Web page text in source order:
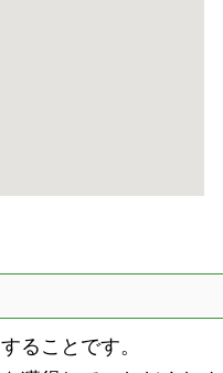
ることです。